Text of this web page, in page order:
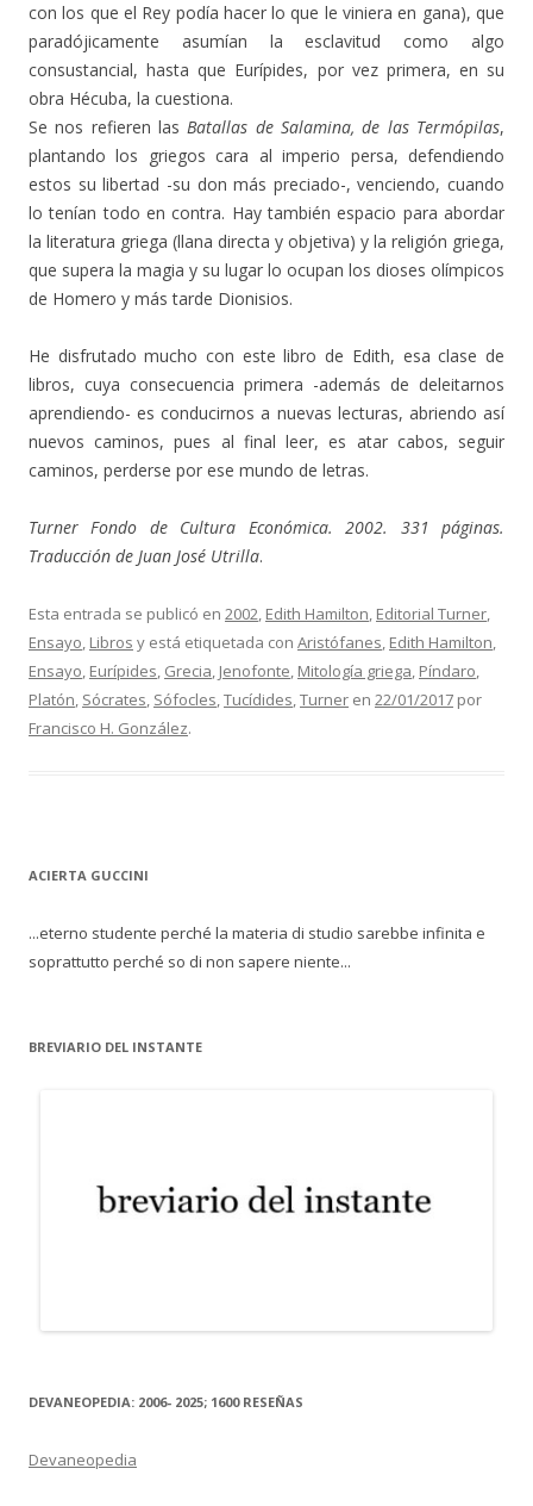
con los que el Rey podía hacer lo que le viniera en gana), que
paradójicamente asumían la esclavitud como algo
consustancial, hasta que Eurípides, por vez primera, en su
obra Hécuba, la cuestiona.
Se nos refieren lasBatallas de Salamina, de las Termópilas,
plantando los griegos cara al imperio persa, defendiendo
estos su libertad -su don más preciado-, venciendo, cuando
lo tenían todo en contra. Hay también espacio para abordar
la literatura griega (llana directa y objetiva) y la religión griega,
que supera la magia y su lugar lo ocupan los dioses olímpicos
de Homero y más tarde Dionisios.
He disfrutado mucho con este libro de Edith, esa clase de
libros, cuya consecuencia primera -además de deleitarnos
aprendiendo- es conducirnos a nuevas lecturas, abriendo así
nuevos caminos, pues al final leer, es atar cabos, seguir
caminos, perderse por ese mundo de letras.
Turner Fondo de Cultura Económica. 2002. 331 páginas.
Traducción de Juan José Utrilla.
Esta entrada se publicó en 2002, Edith Hamilton, Editorial Turner,
Ensayo, Libros y está etiquetada con Aristófanes, Edith Hamilton,
Ensayo, Eurípides, Grecia, Jenofonte, Mitología griega, Píndaro,
Platón, Sócrates, Sófocles,Tucídides,Turner en 22/01/2017 por
Francisco H. González.
ACIERTA GUCCINI
...eterno studente perché la materia di studio sarebbe infinita e
soprattutto perché so di non sapere niente...
BREVIARIO DEL INSTANTE
DEVANEOPEDIA: 2006- 2025; 1600 RESEÑAS
Devaneopedia